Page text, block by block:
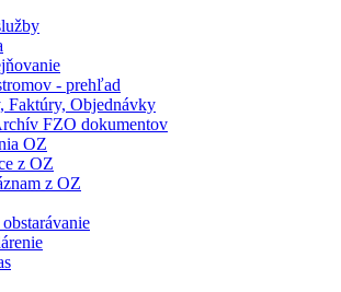
- prehľad
Faktúry, Objednávky
FZO dokumentov
OZ
z OZ
z OZ